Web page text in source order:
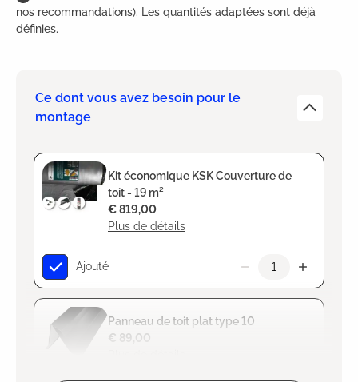
nos recommandations). Les quantités adaptées sont déjà
définies.
Ce dont vous avez besoin pour le
montage
Kit économique KSK Couverture de
toit - 19 m²
Plus de détails
€ 819,00
Ajouté
Panneau de toit plat type 10
€ 89,00